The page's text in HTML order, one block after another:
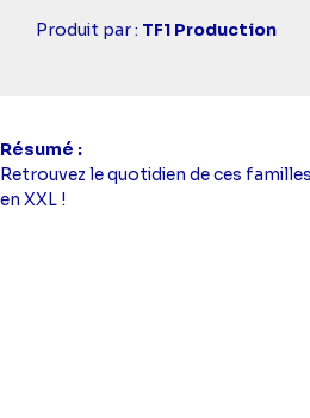
Casting
Produit par : TF1 Production
Résumé
Retrouvez le quotidien de ces
en XXL !